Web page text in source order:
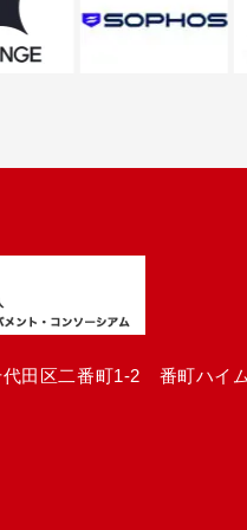
田区二番町1-2　番町ハイ